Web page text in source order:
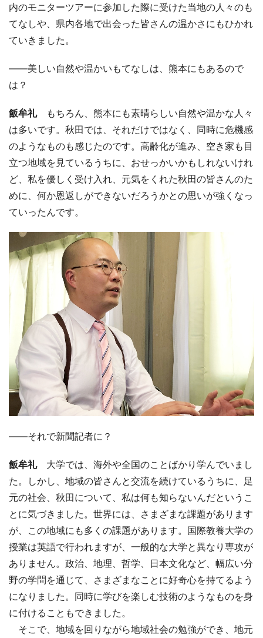
内のモニターツアーに参加した際に受けた当地の人々のも
てなしや、県内各地で出会った皆さんの温かさにもひかれ
ていきました。
――美しい自然や温かいもてなしは、熊本にもあるので
は？
飯牟礼もちろん、熊本にも素晴らしい自然や温かな人々
は多いです。秋田では、それだけではなく、同時に危機感
のようなものも感じたのです。高齢化が進み、空き家も目
立つ地域を見ているうちに、おせっかいかもしれないけれ
ど、私を優しく受け入れ、元気をくれた秋田の皆さんのた
めに、何か恩返しができないだろうかとの思いが強くなっ
ていったんです。
――それで新聞記者に？
飯牟礼大学では、海外や全国のことばかり学んでいまし
た。しかし、地域の皆さんと交流を続けているうちに、足
元の社会、秋田について、私は何も知らないんだというこ
とに気づきました。世界には、さまざまな課題があります
が、この地域にも多くの課題があります。国際教養大学の
授業は英語で行われますが、一般的な大学と異なり専攻が
ありません。政治、地理、哲学、日本文化など、幅広い分
野の学問を通じて、さまざまなことに好奇心を持てるよう
になりました。同時に学びを楽しむ技術のようなものを身
に付けることもできました。
そこで、地域を回りながら地域社会の勉強ができ、地元